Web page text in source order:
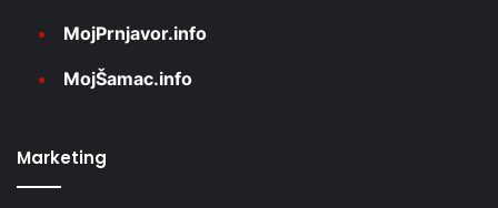
MojPrnjavor.info
MojŠamac.info
Marketing